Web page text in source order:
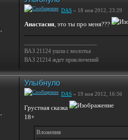
DAS » 18 ноя 2012, 23:29
Анастасия, это ты про меня???
ВАЗ 21124 ушла с молотка
ВАЗ 21214 ждет приключений
Улыбнуло
DAS » 19 ноя 2012, 16:56
Грустная сказка
18+
Вложения